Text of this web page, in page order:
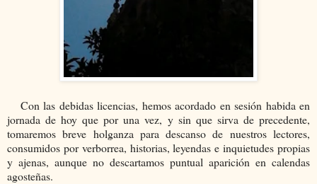
Con las debidas licencias, hemos acordado en sesión habida en
jornada de hoy que por una vez, y sin que sirva de precedente,
tomaremos breve holganza para descanso de nuestros lectores,
consumidos por verborrea, historias, leyendas e inquietudes propias
y ajenas, aunque no descartamos puntual aparición en calendas
agosteñas.